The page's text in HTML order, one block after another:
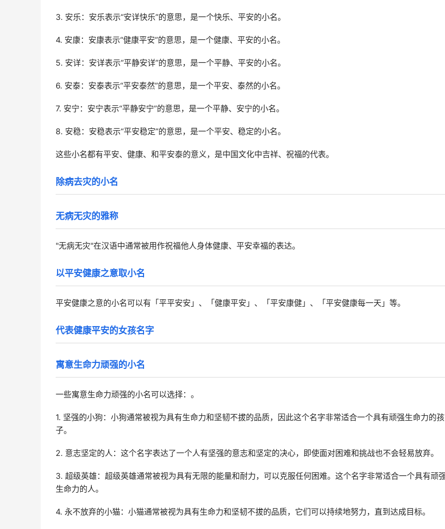
3. 安乐：安乐表示“安详快乐”的意思，是一个快乐、平安的小名。
4. 安康：安康表示“健康平安”的意思，是一个健康、平安的小名。
5. 安详：安详表示“平静安详”的意思，是一个平静、平安的小名。
6. 安泰：安泰表示“平安泰然”的意思，是一个平安、泰然的小名。
7. 安宁：安宁表示“平静安宁”的意思，是一个平静、安宁的小名。
8. 安稳：安稳表示“平安稳定”的意思，是一个平安、稳定的小名。
这些小名都有平安、健康、和平安泰的意义，是中国文化中吉祥、祝福的代表。
除病去灾的小名
无病无灾的雅称
"无病无灾"在汉语中通常被用作祝福他人身体健康、平安幸福的表达。
以平安健康之意取小名
平安健康之意的小名可以有「平平安安」、「健康平安」、「平安康健」、「平安健康每一天」等。
代表健康平安的女孩名字
寓意生命力顽强的小名
一些寓意生命力顽强的小名可以选择：。
1. 坚强的小狗：小狗通常被视为具有生命力和坚韧不拔的品质，因此这个名字非常适合一个具有顽强生命力的孩
子。
2. 意志坚定的人：这个名字表达了一个人有坚强的意志和坚定的决心，即使面对困难和挑战也不会轻易放弃。
3. 超级英雄：超级英雄通常被视为具有无限的能量和耐力，可以克服任何困难。这个名字非常适合一个具有顽
生命力的人。
4. 永不放弃的小猫：小猫通常被视为具有生命力和坚韧不拔的品质，它们可以持续地努力，直到达成目标。